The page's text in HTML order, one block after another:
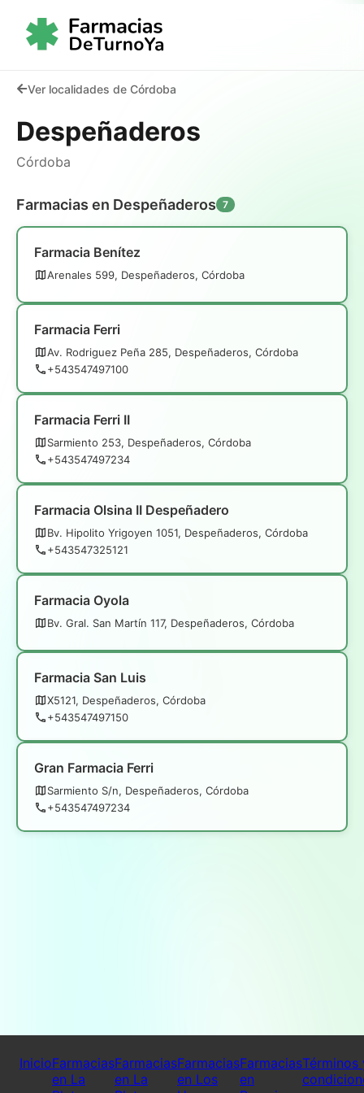
Ver localidades de Córdoba
Despeñaderos
Córdoba
Farmacias en Despeñaderos 7
Farmacia Benítez
Arenales 599, Despeñaderos, Córdoba
Farmacia Ferri
Av. Rodriguez Peña 285, Despeñaderos, Córdoba
+543547497100
Farmacia Ferri II
Sarmiento 253, Despeñaderos, Córdoba
+543547497234
Farmacia Olsina II Despeñadero
Bv. Hipolito Yrigoyen 1051, Despeñaderos, Córdoba
+543547325121
Farmacia Oyola
Bv. Gral. San Martín 117, Despeñaderos, Córdoba
Farmacia San Luis
X5121, Despeñaderos, Córdoba
+543547497150
Gran Farmacia Ferri
Sarmiento S/n, Despeñaderos, Córdoba
+543547497234
InicioFarmacias
en La
Farmacias
en La
Farmacias
en Los
Farmacias
en
Términos